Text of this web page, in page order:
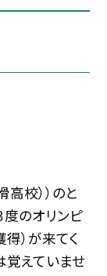
校））のと
度のオリンピ
）が来てく
覚えていませ